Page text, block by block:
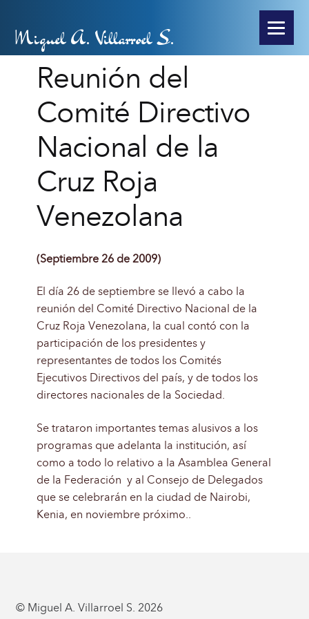
Miguel A. Villarroel S.
Reunión del
Comité Directivo
Nacional de la
Cruz Roja
Venezolana
(Septiembre 26 de 2009)
El día 26 de septiembre se llevó a cabo la
reunión del Comité Directivo Nacional de la
Cruz Roja Venezolana, la cual contó con la
participación de los presidentes y
representantes de todos los Comités
Ejecutivos Directivos del país, y de todos los
directores nacionales de la Sociedad.
Se trataron importantes temas alusivos a los
programas que adelanta la institución, así
como a todo lo relativo a la Asamblea General
de la Federación y al Consejo de Delegados
que se celebrarán en la ciudad de Nairobi,
Kenia, en noviembre próximo..
© Miguel A. Villarroel S. 2026